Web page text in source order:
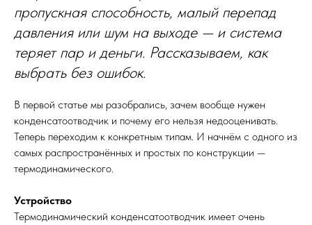
пропускная способность, малый перепад
давления или шум на выходе — и система
теряет пар и деньги. Рассказываем, как
выбрать без ошибок.
В первой статье мы разобрались, зачем вообще нужен
конденсатоотводчик и почему его нельзя недооценивать.
Теперь переходим к конкретным типам. И начнём с одного из
самых распространённых и простых по конструкции —
термодинамического.
Устройство
Термодинамический конденсатоотводчик имеет очень